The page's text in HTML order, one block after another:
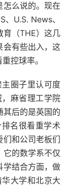
怎么说的。现在
U.S. News、
育（THE）这几
会有些出入，这
控球率。
圈子里认可度
麻省理工学院
其后的是英国的
名很看重学术
和公司老板们
它的数学系不仅
学结合方面，做
大学和北京大